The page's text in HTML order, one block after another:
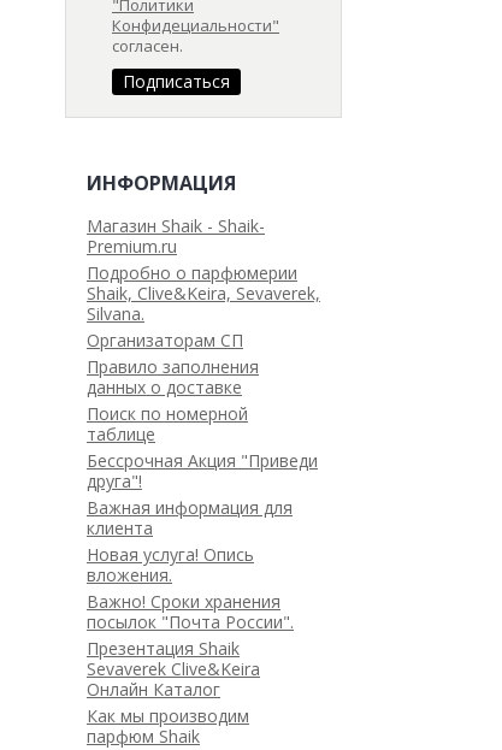
"Политики
Конфидециальности"
согласен.
ИНФОРМАЦИЯ
Магазин Shaik - Shaik-
Premium.ru
Подробно о парфюмерии
Shaik, Clive&Keira, Sevaverek,
Silvana.
Организаторам СП
Правило заполнения
данных о доставке
Поиск по номерной
таблице
Бессрочная Акция "Приведи
друга"!
Важная информация для
клиента
Новая услуга! Опись
вложения.
Важно! Сроки хранения
посылок "Почта России".
Презентация Shaik
Sevaverek Clive&Keira
Онлайн Каталог
Как мы производим
парфюм Shaik